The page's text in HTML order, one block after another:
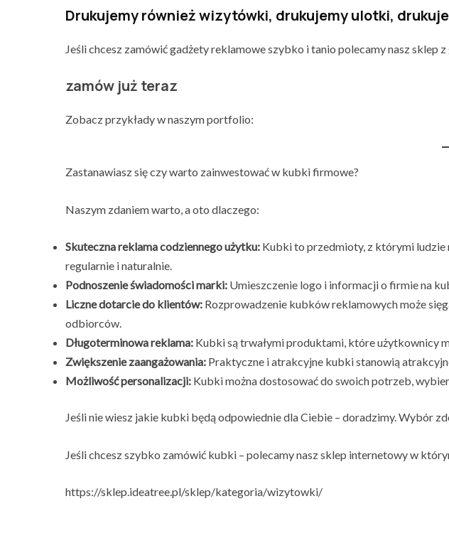
Drukujemy również wizytówki, drukujemy ulotki,
Jeśli chcesz zamówić gadżety reklamowe szybko i tanio polecamy nasz sklep
zamów już teraz
Zobacz przykłady w naszym portfolio:
Zastanawiasz się czy warto zainwestować w kubki firmowe?
Naszym zdaniem warto, a oto dlaczego:
Skuteczna reklama codziennego użytku: Kubki to przedmioty, z którymi ludzie
regularnie i naturalnie.
Podnoszenie świadomości marki: Umieszczenie logo i informacji o firmie na
Liczne dotarcie do klientów: Rozprowadzenie kubków reklamowych może
odbiorców.
Długoterminowa reklama: Kubki są trwałymi produktami, które użytkownicy
Zwiększenie zaangażowania: Praktyczne i atrakcyjne kubki stanowią
Możliwość personalizacji: Kubki można dostosować do swoich potrzeb,
Jeśli nie wiesz jakie kubki będą odpowiednie dla Ciebie – doradzimy. Wybór
Jeśli chcesz szybko zamówić kubki – polecamy nasz sklep internetowy w
https://sklep.ideatree.pl/sklep/kategoria/wizytowki/